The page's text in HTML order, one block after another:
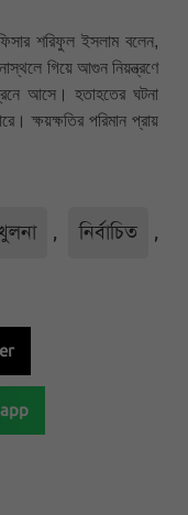
শরিফুল ইসলাম বলেন,
গিয়ে আগুন নিয়ন্ত্রণে
আসে। হতাহতের ঘটনা
ক্ষয়ক্ষতির পরিমান প্রায়
, নির্বাচিত ,